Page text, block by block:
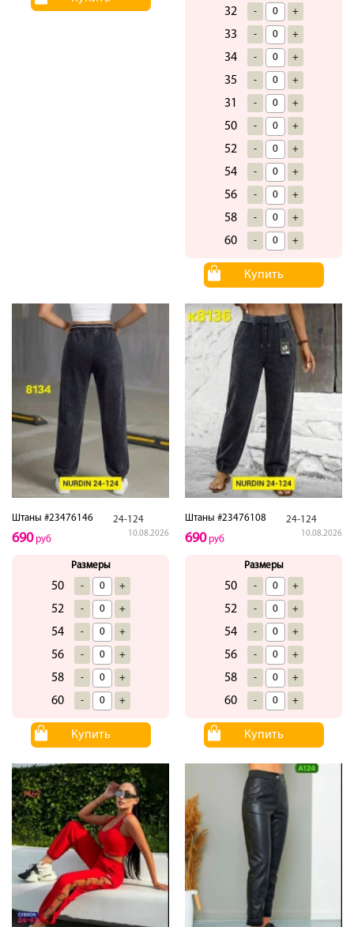
32
- +
33 - +
34 - +
35 - +
31 - +
50 - +
52 - +
54 - +
56 - +
58 - +
60 - +
Купить
Штаны #23476146 24-124
10.08.2026
690руб
Размеры
50 - +
52 - +
54 - +
56 - +
58 - +
60 - +
Купить
Штаны #23476108 24-124
10.08.2026
690руб
Размеры
50 - +
52 - +
54 - +
56 - +
58 - +
60 - +
Купить